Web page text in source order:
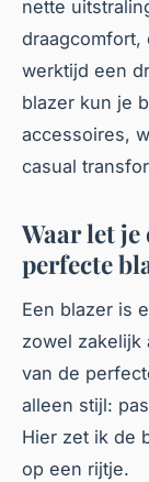
nette
draagcomfort,
werktijd een
blazer kun je
accessoires,
casual
Waar let je
perfecte
Een blazer is
zowel zakelijk
van de
alleen stijl:
Hier zet ik de
op een rijtje.